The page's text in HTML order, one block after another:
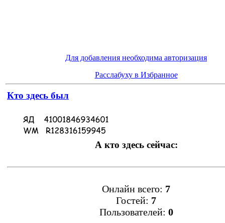
Для добавления необходима авторизация
Расслабуху в Избранное
Кто здесь был
А кто здесь сейчас:
Онлайн всего: 7
Гостей: 7
Пользователей: 0